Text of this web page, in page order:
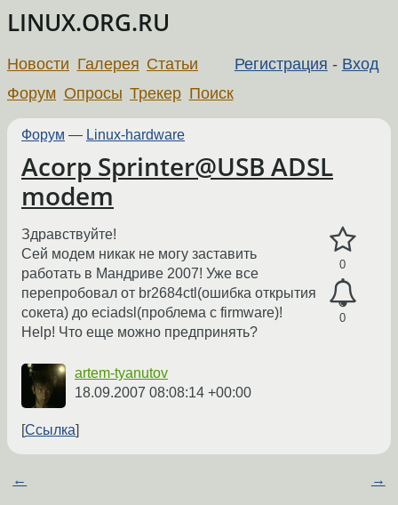
LINUX.ORG.RU
Регистрация - Вход
Новости Галерея Статьи
Форум Опросы Трекер Поиск
Форум — Linux-hardware
Acorp Sprinter@USB ADSL
modem
0
0
Здравствуйте!
Сей модем никак не могу заставить
работать в Мандриве 2007! Уже все
перепробовал от br2684ctl(ошибка открытия
сокета) до eciadsl(проблема с firmware)!
Help! Что еще можно предпринять?
artem-tyanutov
18.09.2007 08:08:14 +00:00
Ссылка
← →